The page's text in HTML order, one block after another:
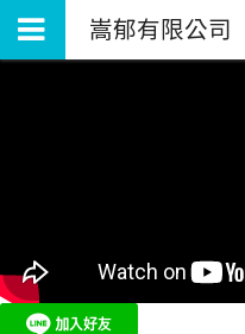
嵩郁有限公司